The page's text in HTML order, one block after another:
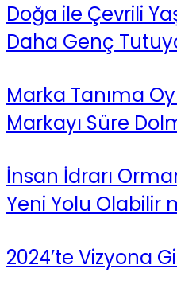
Doğa ile Çevrili
Daha Genç
Marka Tanıma
Markayı Süre
İnsan İdrarı
Yeni Yolu Olabilir
2024’te Vizyona